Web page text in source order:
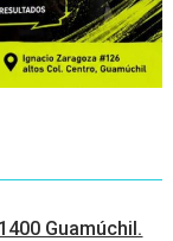
Guamúchil.